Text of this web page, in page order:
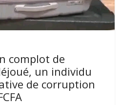
complot de
un individu
de corruption